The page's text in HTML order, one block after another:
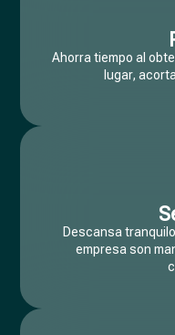
Ahorra tiempo al
lugar,
Descansa
empresa son